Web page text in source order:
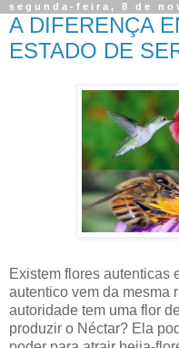
segunda-feira, 8 de
A DIFERENÇA
ESTADO DE
Existem flores autenticas
autentico vem da mesma
autoridade tem uma flor
produzir o Néctar? Ela